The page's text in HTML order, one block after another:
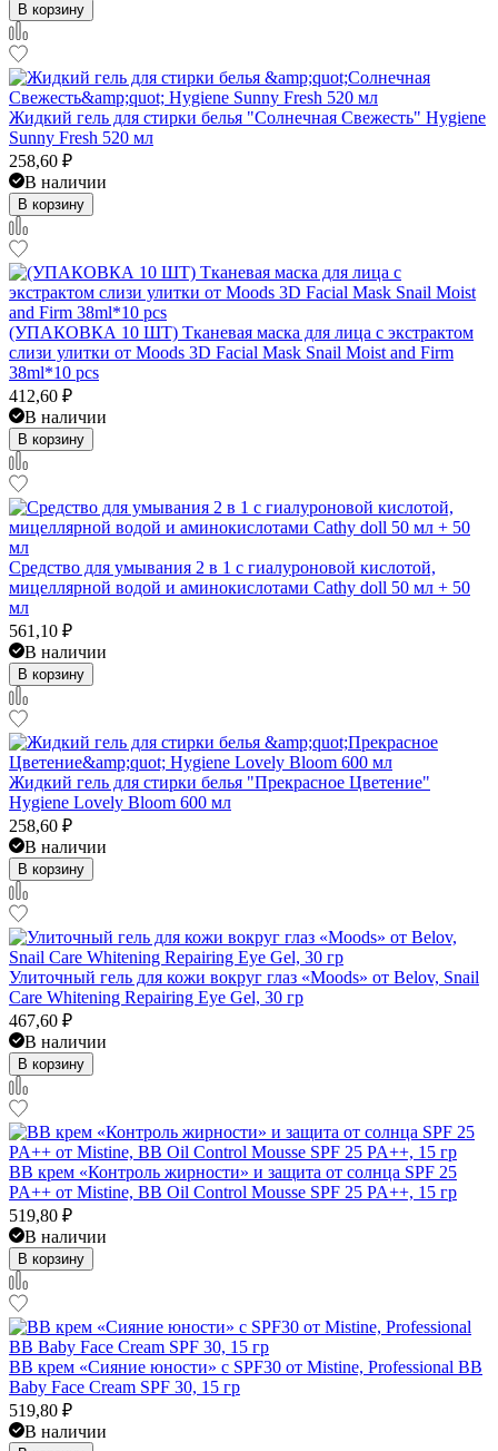
В корзину
Жидкий гель для стирки белья "Солнечная Свежесть" Hygiene
Sunny Fresh 520 мл
258,60 ₽
В наличии
В корзину
(УПАКОВКА 10 ШТ) Тканевая маска для лица с экстрактом
слизи улитки от Moods 3D Facial Mask Snail Moist and Firm
38ml*10 pcs
412,60 ₽
В наличии
В корзину
Средство для умывания 2 в 1 с гиалуроновой кислотой,
мицеллярной водой и аминокислотами Cathy doll 50 мл + 50
мл
561,10 ₽
В наличии
В корзину
Жидкий гель для стирки белья "Прекрасное Цветение"
Hygiene Lovely Bloom 600 мл
258,60 ₽
В наличии
В корзину
Улиточный гель для кожи вокруг глаз «Moods» от Belov, Snail
Care Whitening Repairing Eye Gel, 30 гр
467,60 ₽
В наличии
В корзину
BB крем «Контроль жирности» и защита от солнца SPF 25
PA++ от Mistine, BB Oil Control Mousse SPF 25 PA++, 15 гр
519,80 ₽
В наличии
В корзину
BB крем «Сияние юности» с SPF30 от Mistine, Professional BB
Baby Face Cream SPF 30, 15 гр
519,80 ₽
В наличии